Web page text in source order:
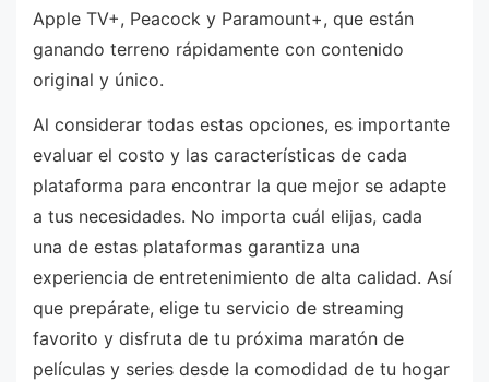
Apple TV+, Peacock y Paramount+, que están
ganando terreno rápidamente con contenido
original y único.
Al considerar todas estas opciones, es importante
evaluar el costo y las características de cada
plataforma para encontrar la que mejor se adapte
a tus necesidades. No importa cuál elijas, cada
una de estas plataformas garantiza una
experiencia de entretenimiento de alta calidad. Así
que prepárate, elige tu servicio de streaming
favorito y disfruta de tu próxima maratón de
películas y series desde la comodidad de tu hogar